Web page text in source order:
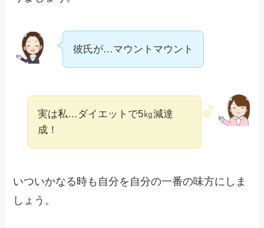
彼氏が…マウントマウント
実は私…ダイエットで5㎏減達
成！
いついかなる時も自分を自分の一番の味方にしま
しょう。